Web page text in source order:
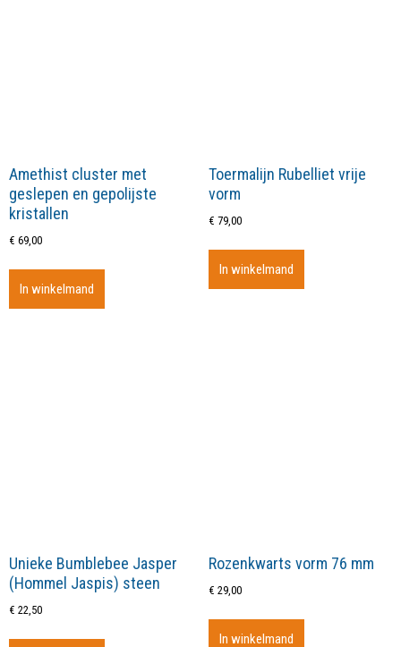
Amethist cluster met
geslepen en gepolijste
kristallen
€ 69,00
In winkelmand
Toermalijn Rubelliet vrije
vorm
€ 79,00
In winkelmand
Unieke Bumblebee Jasper
(Hommel Jaspis) steen
€ 22,50
Rozenkwarts vorm 76 mm
€ 29,00
In winkelmand